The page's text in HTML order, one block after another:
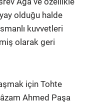
olduğu halde
kuvvetleri
olarak geri
için Tohte
Ahmed Paşa